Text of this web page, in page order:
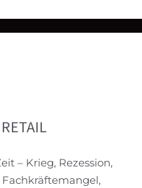
– Krieg, Rezession,